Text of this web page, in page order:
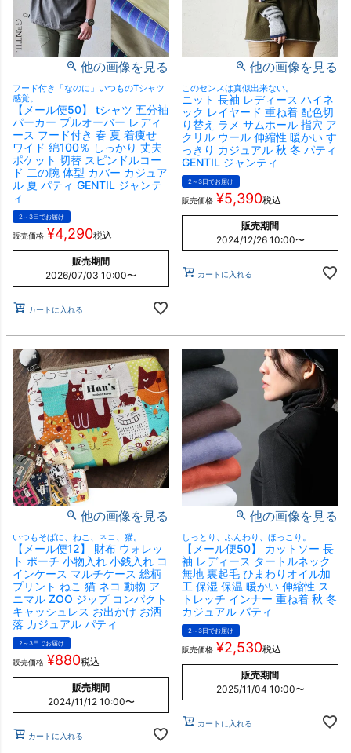
他の画像を見る
フード付き「なのに」いつものTシャツ
感覚。
【メール便50】 tシャツ 五分袖
パーカー プルオーバー レディ
ース フード付き 春 夏 着痩せ
ワイド 綿100％ しっかり 丈夫
ポケット 切替 スピンドルコー
ド 二の腕 体型 カバー カジュア
ル 夏 パティ GENTIL ジャンテ
ィ
2～3日でお届け
販売価格 ¥4,290税込
販売期間
2026/07/03 10:00〜
カートに入れる
他の画像を見る
このセンスは真似出来ない。
ニット 長袖 レディース ハイネ
ック レイヤード 重ね着 配色切
り替え ラメ サムホール 指穴 ア
クリル ウール 伸縮性 暖かい す
っきり カジュアル 秋 冬 パティ
GENTIL ジャンティ
2～3日でお届け
販売価格 ¥5,390税込
販売期間
2024/12/26 10:00〜
カートに入れる
他の画像を見る
いつもそばに、ねこ、ネコ、猫。
【メール便12】 財布 ウォレッ
ト ポーチ 小物入れ 小銭入れ コ
インケース マルチケース 総柄
プリント ねこ 猫 ネコ 動物 ア
ニマル ZOO ジップ コンパクト
キャッシュレス お出かけ お洒
落 カジュアル パティ
2～3日でお届け
販売価格 ¥880税込
販売期間
2024/11/12 10:00〜
カートに入れる
他の画像を見る
しっとり、ふんわり、ほっこり。
【メール便50】 カットソー 長
袖 レディース タートルネック
無地 裏起毛 ひまわりオイル加
工 保湿 保温 暖かい 伸縮性 ス
トレッチ インナー 重ね着 秋 冬
カジュアル パティ
2～3日でお届け
販売価格 ¥2,530税込
販売期間
2025/11/04 10:00〜
カートに入れる